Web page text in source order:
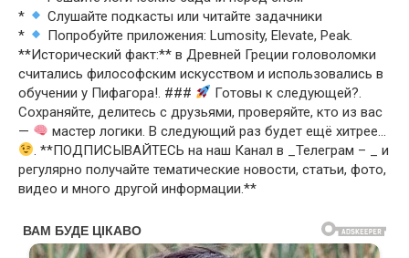
*
Слушайте подкасты или читайте задачники
*
Попробуйте приложения: Lumosity, Elevate, Peak.
**Исторический факт:** в Древней Греции головоломки
считались философским искусством и использовались в
обучении у Пифагора!. ###
Готовы к следующей?.
Сохраняйте, делитесь с друзьями, проверяйте, кто из вас
—
мастер логики. В следующий раз будет ещё хитрее…
. **ПОДПИСЫВАЙТЕСЬ на наш Канал в _Телеграм – _ и
регулярно получайте тематические новости, статьи, фото,
видео и много другой информации.**